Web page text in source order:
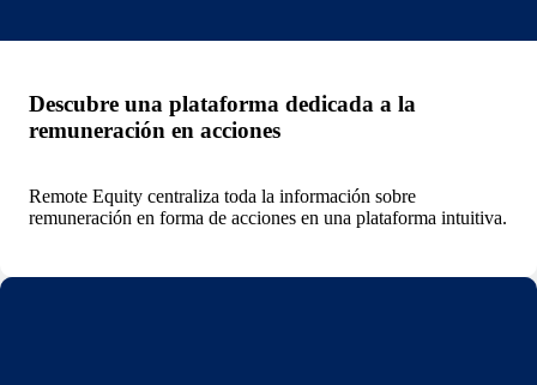
Descubre una plataforma dedicada a la
remuneración en acciones
Remote Equity centraliza toda la información sobre
remuneración en forma de acciones en una plataforma intuitiva.